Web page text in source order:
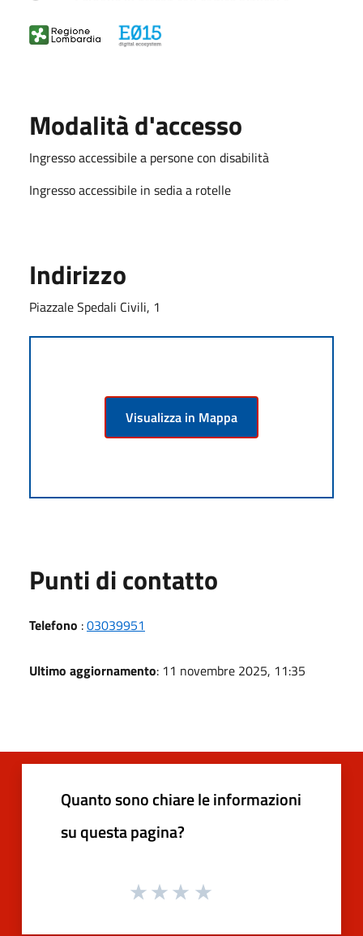
Modalità d'accesso
Ingresso accessibile a persone con disabilità
Ingresso accessibile in sedia a rotelle
Indirizzo
Piazzale Spedali Civili, 1
Visualizza in Mappa
Punti di contatto
Telefono :03039951
Ultimo aggiornamento: 11 novembre 2025, 11:35
Quanto sono chiare le informazioni
su questa pagina?